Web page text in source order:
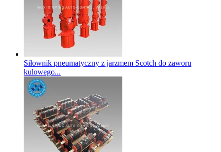
Siłownik pneumatyczny z jarzmem Scotch do zaworu
kulowego...